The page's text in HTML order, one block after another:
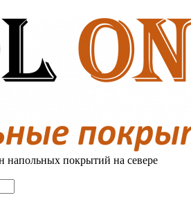
напольных покрытий на севере